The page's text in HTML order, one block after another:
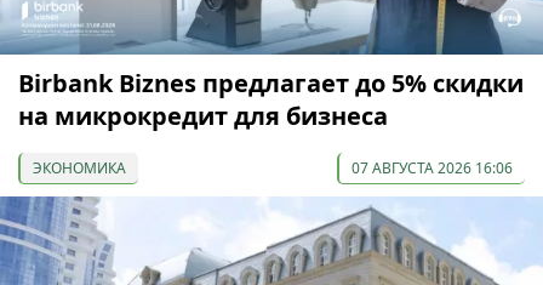
Birbank Biznes предлагает до 5% скидки
на микрокредит для бизнеса
ЭКОНОМИКА 07 АВГУСТА 2026 16:06